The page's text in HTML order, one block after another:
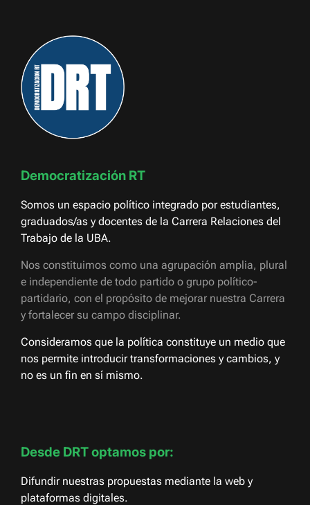
Democratización RT
Somos un espacio político integrado por estudiantes,
graduados/as y docentes de la Carrera Relaciones del
Trabajo de la UBA.
Nos constituimos como una agrupación amplia, plural
e independiente de todo partido o grupo político-
partidario, con el propósito de mejorar nuestra Carrera
y fortalecer su campo disciplinar.
Consideramos que la política constituye un medio que
nos permite introducir transformaciones y cambios, y
no es un fin en sí mismo.
Desde DRT optamos por:
Difundir nuestras propuestas mediante la web y
plataformas digitales.